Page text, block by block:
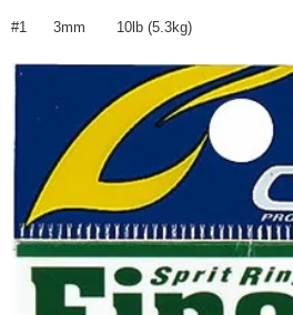
法說明評估內容。
1.分期款項不併入電信帳單，「大哥付你分
2.透過簡訊連結打開帳單後，可選擇「超商
帳／街口支付／iPASS MONEY」等通路繳費
【注意事項】
1.本服務係由「台灣大哥大股份有限公司」
用戶於交易時，得透過本服務購買商品或服
買賣價金債權讓與本公司後，依約使用本公
2.基於同意付款使用「大哥付你分期」之契
資料（包含姓名、電話或地址）提供予台灣
由本公司與您本人進行分期帳單所需資料之
3.完整用戶服務條款，請詳閱以下連結：
３．安心：先確認商品／服務後，再付款。
【「AFTEE先享後付」結帳流程】
１．於結帳方式選擇「AFTEE先享後付」後
結帳頁面，進行簡訊認證並確認金額後，即可
２．訂單成立數日內，您將收到繳費通知簡訊
３．收到繳費通知簡訊後14天內，點擊此簡
ATM／網路銀行／等多元方式進行付款，方
※ 請注意：結帳手續完成當下不需立刻繳費
購買商品的店家。未經商家同意取消之訂單
後付繳納相關費用。
※ 交易是否成功請以「AFTEE先享後付 」
是否繳費成功／繳費後需取消欲退款等相關
客戶支援中心」https://
一般宅配（門市自取請勿下單，請聯繫
每筆NT$100，滿NT$2,000(含以上)免運
離島一般宅配
每筆NT$200，滿NT$2,000(含以上)免
貨到付款（門市自取請勿下單，請聯繫
每筆NT$200，滿NT$3,000(含以上)免
國家/地區配送(**下單前請私訊客服確
#1 3mm 10lb (5.3kg)